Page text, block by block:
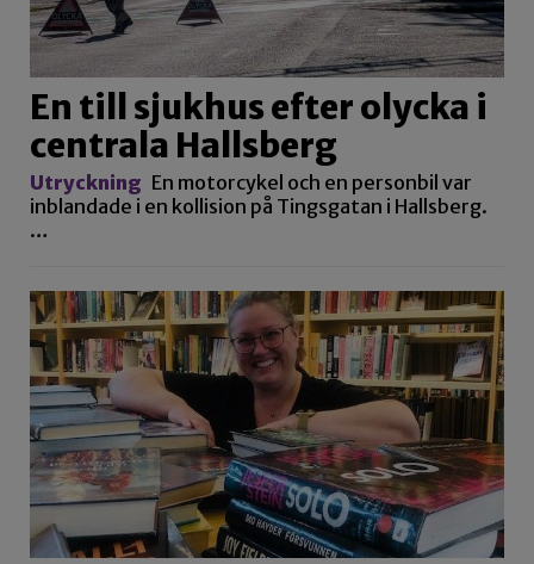
En till sjukhus efter olycka i
centrala Hallsberg
Utryckning En motorcykel och en personbil var
inblandade i en kollision på Tingsgatan i Hallsberg.
…